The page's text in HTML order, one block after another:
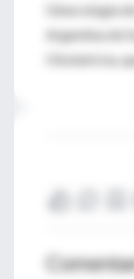
Ginecología
Argentina de
Obstetricia,